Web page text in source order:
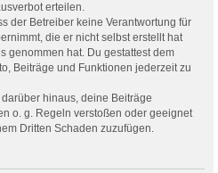
erteilen.
der Betreiber keine Verantwortung für
die er nicht selbst erstellt hat
genommen hat. Du gestattest dem
Beiträge und Funktionen jederzeit zu
hinaus, deine Beiträge
o. g. Regeln verstoßen oder geeignet
Dritten Schaden zuzufügen.